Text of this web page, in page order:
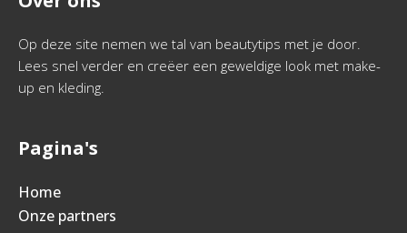
Op deze site nemen we tal van beautytips met je door.
Lees snel verder en creëer een geweldige look met make-
up en kleding.
Pagina's
Home
Onze partners